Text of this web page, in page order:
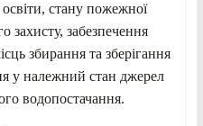
освіти, стану пожежної
захисту, забезпечення
збирання та зберігання
у належний стан джерел
водопостачання.